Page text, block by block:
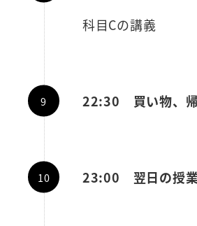
科目Cの講義
22:30 買い物、
23:00 翌日の授